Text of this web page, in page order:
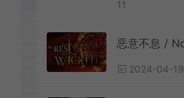
11
2024-04-19